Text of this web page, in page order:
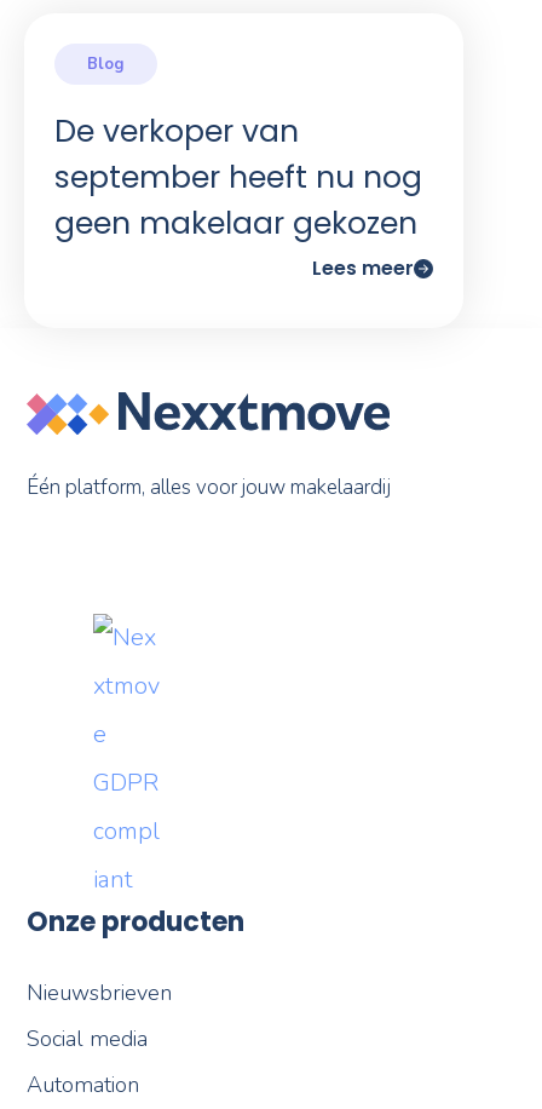
De verkoper van
september heeft nu nog
geen makelaar gekozen
Lees meer
Één platform, alles voor jouw makelaardij
Onze producten
Nieuwsbrieven
Social media
Automation